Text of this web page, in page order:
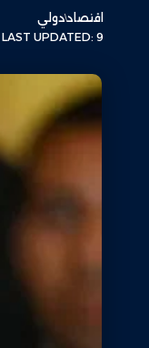
LAST UPDATED: 9 يونيو، 2026 7:36 ص
اقتصاددولي